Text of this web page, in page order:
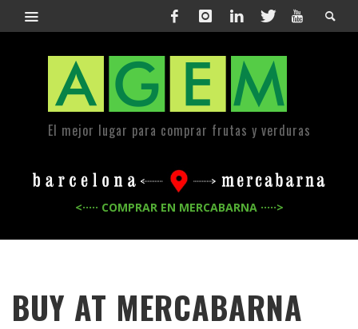
El mejor lugar para comprar frutas y verduras
<····· COMPRAR EN MERCABARNA ·····>
BUY AT MERCABARNA